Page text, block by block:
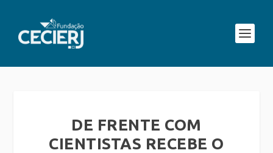
DE FRENTE COM
CIENTISTAS RECEBE O